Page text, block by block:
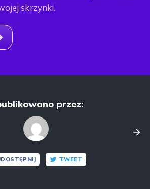
skrzynki.
przez:
TWEET